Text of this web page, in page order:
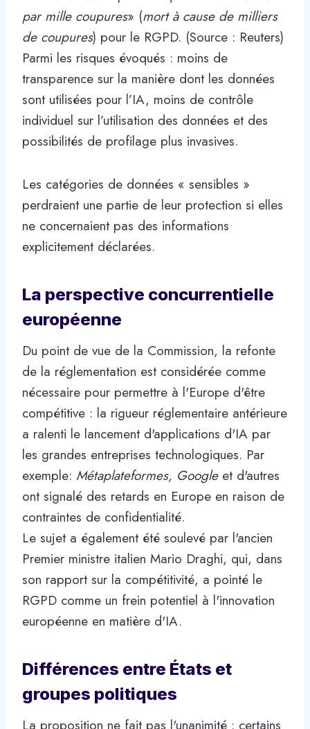
par mille coupures» (mort à cause de milliers
de coupures) pour le RGPD. (Source : Reuters)
Parmi les risques évoqués : moins de
transparence sur la manière dont les données
sont utilisées pour l’IA, moins de contrôle
individuel sur l’utilisation des données et des
possibilités de profilage plus invasives.
Les catégories de données « sensibles »
perdraient une partie de leur protection si elles
ne concernaient pas des informations
explicitement déclarées.
La perspective concurrentielle
européenne
Du point de vue de la Commission, la refonte
de la réglementation est considérée comme
nécessaire pour permettre à l'Europe d'être
compétitive : la rigueur réglementaire antérieure
a ralenti le lancement d'applications d'IA par
les grandes entreprises technologiques. Par
exemple: Métaplateformes, Googleet d'autres
ont signalé des retards en Europe en raison de
contraintes de confidentialité.
Le sujet a également été soulevé par l'ancien
Premier ministre italien Mario Draghi, qui, dans
son rapport sur la compétitivité, a pointé le
RGPD comme un frein potentiel à l'innovation
européenne en matière d'IA.
Différences entre États et
groupes politiques
La proposition ne fait pas l'unanimité : certains